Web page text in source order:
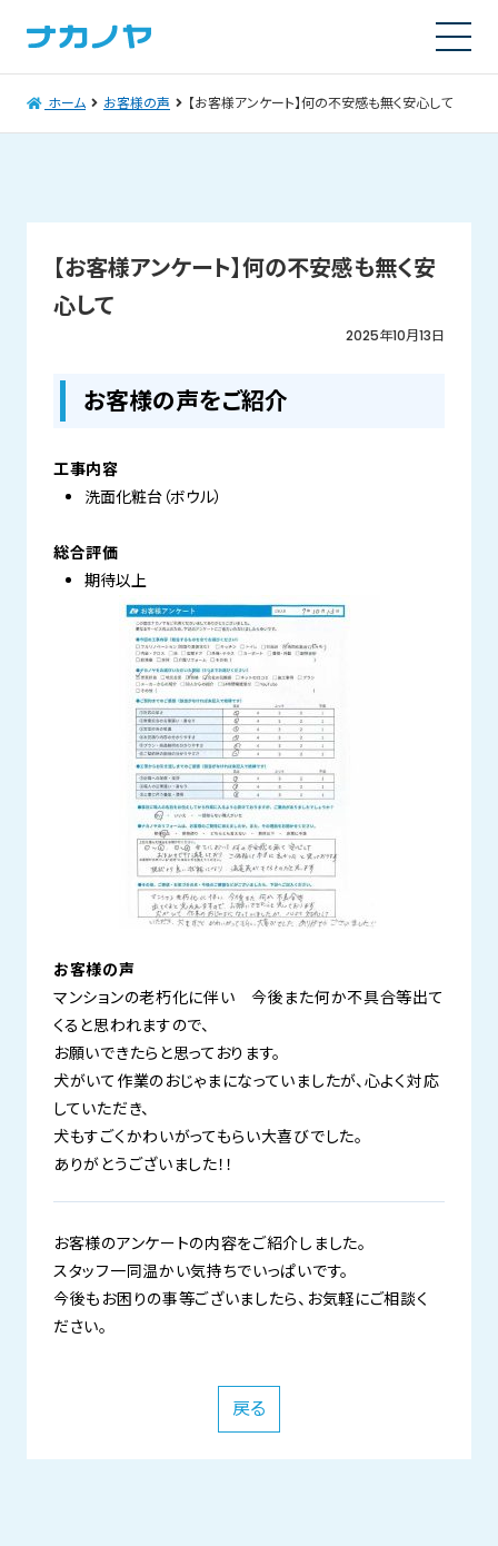
ホーム お客様の声 【お客様アンケート】何の不安感も無く安心して
【お客様アンケート】何の不安感も無く安
心して
2025年10月13日
お客様の声をご紹介
工事内容
洗面化粧台（ボウル）
総合評価
期待以上
お客様の声
マンションの老朽化に伴い 今後また何か不具合等出て
くると思われますので、
お願いできたらと思っております。
犬がいて作業のおじゃまになっていましたが、心よく対応
していただき、
犬もすごくかわいがってもらい大喜びでした。
ありがとうございました！！
お客様のアンケートの内容をご紹介しました。
スタッフ一同温かい気持ちでいっぱいです。
今後もお困りの事等ございましたら、お気軽にご相談く
ださい。
戻る